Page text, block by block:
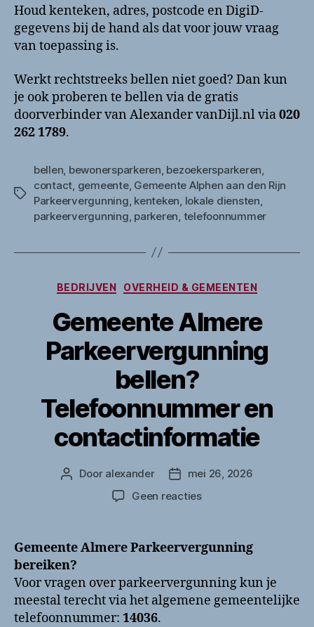
Houd kenteken, adres, postcode en DigiD-
gegevens bij de hand als dat voor jouw vraag
van toepassing is.
Werkt rechtstreeks bellen niet goed? Dan kun
je ook proberen te bellen via de gratis
doorverbinder van Alexander vanDijl.nl via020
262 1789.
Tags
bellen bewonersparkeren bezoekersparkeren
contact gemeente, Gemeente Alphen aan den Rijn
Parkeervergunning kenteken lokale diensten
parkeervergunning parkeren telefoonnummer
Categorieën
BEDRIJVEN OVERHEID & GEMEENTEN
Gemeente Almere
Parkeervergunning
bellen?
Telefoonnummer en
contactinformatie
Berichtauteur
Door alexander Berichtdatum
mei 26, 2026
Geen reactiesop
Parkeervergunning
bellen?
en
contactinformatie
Gemeente Almere Parkeervergunning
bereiken?
Voor vragen over parkeervergunning kun je
meestal terecht via het algemene gemeentelijke
telefoonnummer: 14036.